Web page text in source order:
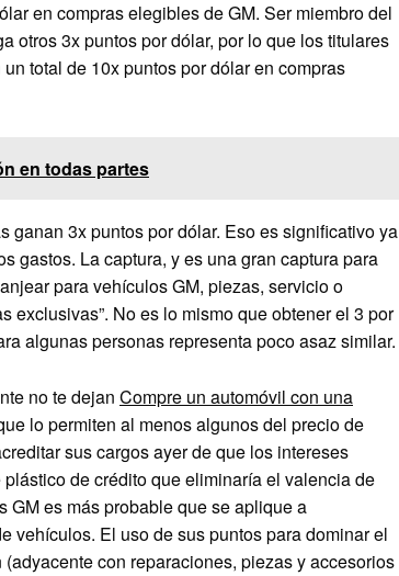
en compras elegibles de GM. Ser miembro del
otros 3x puntos por dólar, por lo que los titulares
total de 10x puntos por dólar en compras
en todas partes
ganan 3x puntos por dólar. Eso es significativo ya
gastos. La captura, y es una gran captura para
para vehículos GM, piezas, servicio o
exclusivas”. No es lo mismo que obtener el 3 por
algunas personas representa poco asaz similar.
no te dejan Compre un automóvil con una
lo permiten al menos algunos del precio de
sus cargos ayer de que los intereses
de crédito que eliminaría el valencia de
GM es más probable que se aplique a
vehículos. El uso de sus puntos para dominar el
con reparaciones, piezas y accesorios